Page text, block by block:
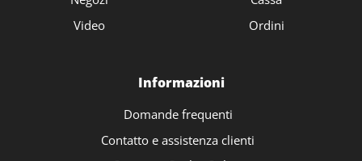
Video
Ordini
Informazioni
Domande frequenti
Contatto e assistenza clienti